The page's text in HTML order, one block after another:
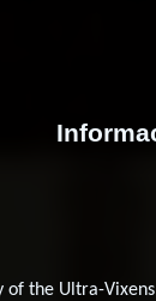
of the Ultra-